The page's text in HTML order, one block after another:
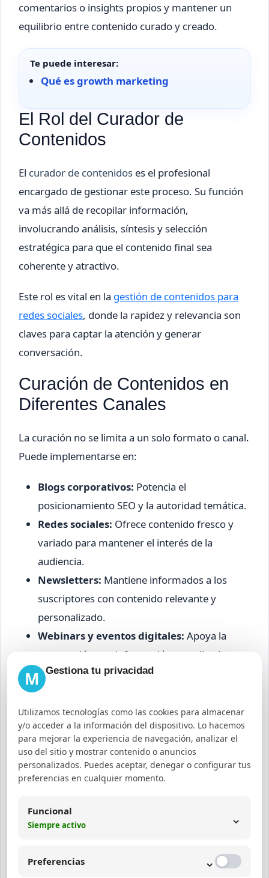
comentarios o insights propios y mantener un
equilibrio entre contenido curado y creado.
Te puede interesar:
Qué es growth marketing
El Rol del Curador de
Contenidos
El curador de contenidos es el profesional
encargado de gestionar este proceso. Su función
va más allá de recopilar información,
involucrando análisis, síntesis y selección
estratégica para que el contenido final sea
coherente y atractivo.
Este rol es vital en la gestión de contenidos para
redes sociales, donde la rapidez y relevancia son
claves para captar la atención y generar
conversación.
Curación de Contenidos en
Diferentes Canales
La curación no se limita a un solo formato o canal.
Puede implementarse en:
Blogs corporativos: Potencia el
posicionamiento SEO y la autoridad temática.
Redes sociales: Ofrece contenido fresco y
variado para mantener el interés de la
audiencia.
Newsletters: Mantiene informados a los
suscriptores con contenido relevante y
personalizado.
Webinars y eventos digitales: Apoya la
preparación con información actualizada y
bien seleccionada.
contar con uncalendario editorialque permita
organizar la publicación y distribución de
contenido curado y propio de manera
sincronizada.
Te puede interesar:
Qué es un agente de IA
Relación con el SEO, Diseño
M Gestiona tu privacidad
Utilizamos tecnologías como las cookies para almacenar
y/o acceder a la información del dispositivo. Lo hacemos
para mejorar la experiencia de navegación, analizar el
uso del sitio y mostrar contenido o anuncios
personalizados. Puedes aceptar, denegar o configurar tus
preferencias en cualquier momento.
Funcional
Siempre activo ⌄
Preferencias ⌄